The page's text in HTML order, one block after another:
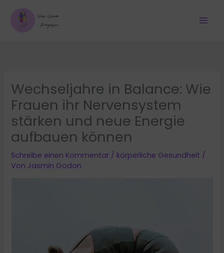
Inhalt
Wechseljahre in Balance: Wie
Frauen ihr Nervensystem
stärken und neue Energie
aufbauen können
Schreibe einen Kommentar / körperliche Gesundheit /
Von Jasmin Godon